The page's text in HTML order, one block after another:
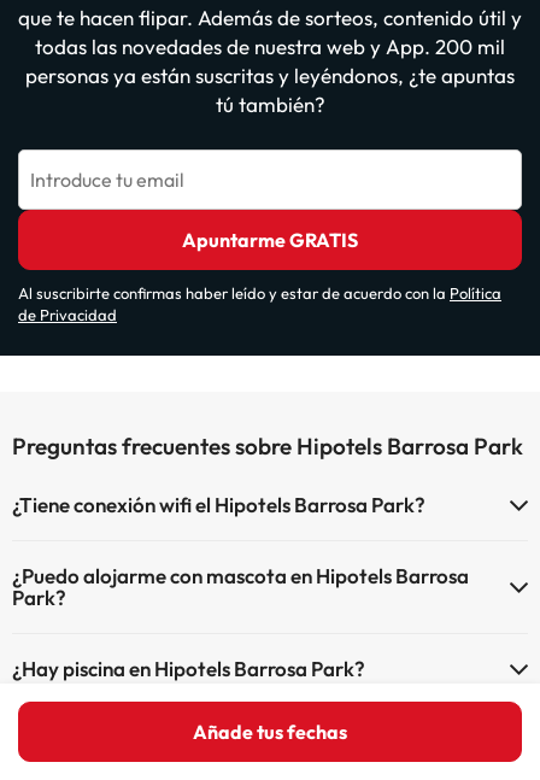
Añade tus fechas
que te hacen flipar. Además de sorteos, contenido útil y
todas las novedades de nuestra web y App. 200 mil
personas ya están suscritas y leyéndonos, ¿te apuntas
tú también?
Introduce tu email
Apuntarme GRATIS
Al suscribirte confirmas haber leído y estar de acuerdo con la Política
de Privacidad
Preguntas frecuentes sobre Hipotels Barrosa Park
¿Tiene conexión wifi el Hipotels Barrosa Park?
¿Puedo alojarme con mascota en Hipotels Barrosa
Park?
¿Hay piscina en Hipotels Barrosa Park?
Sí, Hipotels Barrosa Park tiene piscina (este servicio puede ser de
pago) Aquí tienes más info sobre la piscina y otras instalaciones.
¿Qué puedo hacer en Hipotels Barrosa Park?